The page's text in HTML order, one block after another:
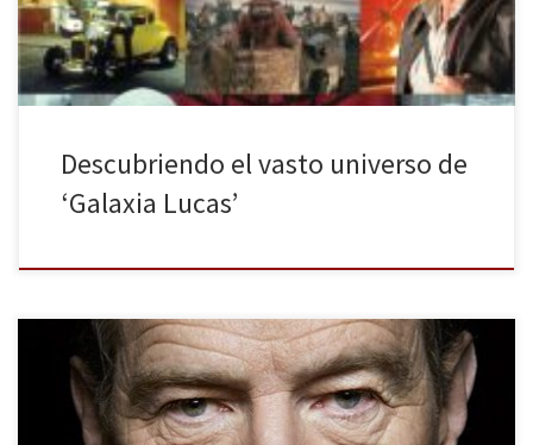
[…]
Descubriendo el vasto universo de
‘Galaxia Lucas’
Hace muchos años (debía de tener unos 14 años) descubrí por
casualidad en la televisión una divertida comedia sobre una